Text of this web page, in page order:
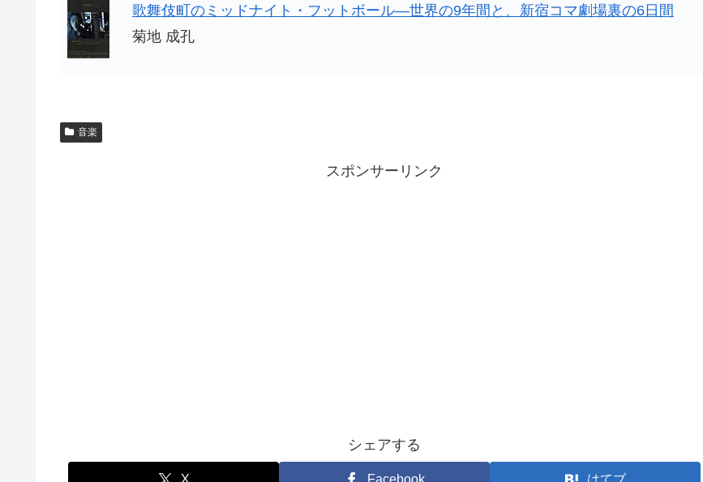
歌舞伎町のミッドナイト・フットボール―世界の9年間と、新宿コマ劇場裏の6日間
菊地 成孔
音楽
スポンサーリンク
シェアする